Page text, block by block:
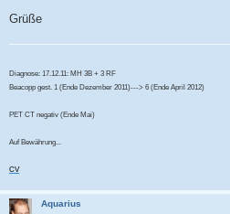
Grüße
Diagnose: 17.12.11: MH 3B + 3 RF
Beacopp gest. 1 (Ende Dezember 2011)---> 6 (Ende April 2012)
PET CT negativ (Ende Mai)
Auf Bewährung...
CV
Aquarius